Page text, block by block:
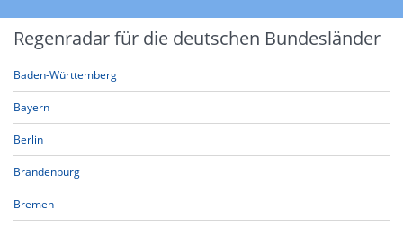
Regenradar für die deutschen Bundesländer
Baden-Württemberg
Bayern
Berlin
Brandenburg
Bremen